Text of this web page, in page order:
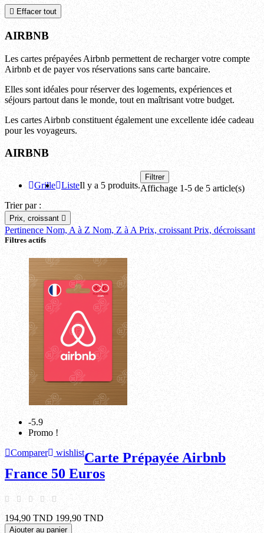
 Effacer tout
AIRBNB
Les cartes prépayées Airbnb permettent de recharger votre compte
Airbnb et de payer vos réservations sans carte bancaire.
Elles sont idéales pour réserver des logements, expériences et
séjours partout dans le monde, tout en maîtrisant votre budget.
Les cartes Airbnb constituent également une excellente idée cadeau
pour les voyageurs.
AIRBNB
Grille ListeIl y a 5 produits.
Trier par :
Prix, croissant 
Pertinence Nom, A à Z Nom, Z à A Prix, croissantPrix, décroissant
Filtrer
Affichage 1-5 de 5 article(s)
Filtres actifs
-5.9
Promo !
Comparer
wishlistCarte Prépayée Airbnb
France 50 Euros
194,90 TND 199,90 TND
Ajouter au panier